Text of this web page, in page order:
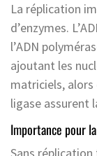
La réplication
d’enzymes.
l’ADN
ajoutant les
matriciels, alors
ligase assurent
Importance pour